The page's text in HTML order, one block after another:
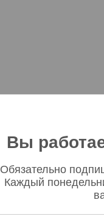
Вы
Обязательно
Каждый